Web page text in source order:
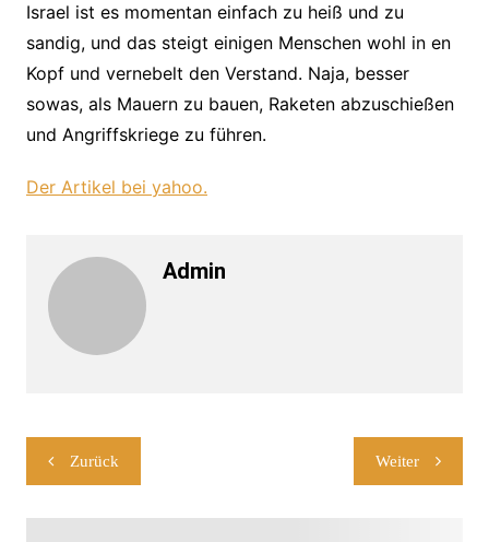
Israel ist es momentan einfach zu heiß und zu
sandig, und das steigt einigen Menschen wohl in en
Kopf und vernebelt den Verstand. Naja, besser
sowas, als Mauern zu bauen, Raketen abzuschießen
und Angriffskriege zu führen.
Der Artikel bei yahoo.
Admin
Beitragsnavigation
Zurück Weiter